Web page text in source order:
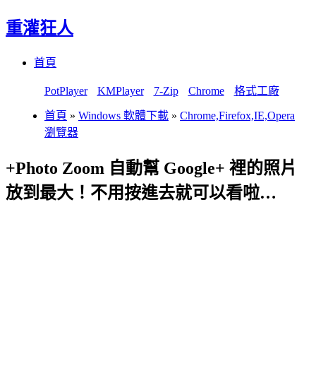
重灌狂人
首頁
PotPlayer KMPlayer 7-Zip Chrome 格式工廠
首頁 » Windows 軟體下載 » Chrome,Firefox,IE,Opera
瀏覽器
+Photo Zoom 自動幫 Google+ 裡的照片
放到最大！不用按進去就可以看啦…